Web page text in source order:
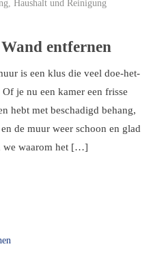
Haushalt und Reinigung
entfernen
is een klus die veel doe-het-
je nu een kamer een frisse
hebt met beschadigd behang,
de muur weer schoon en glad
we waarom het […]